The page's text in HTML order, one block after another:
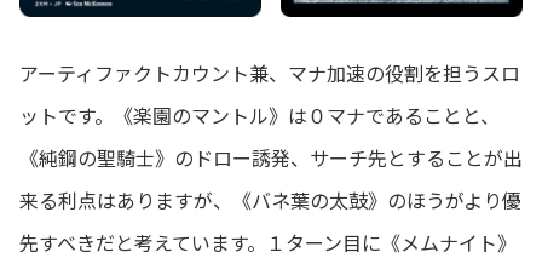
アーティファクトカウント兼、マナ加速の役割を担うスロ
ットです。《楽園のマントル》は０マナであることと、
《純鋼の聖騎士》のドロー誘発、サーチ先とすることが出
来る利点はありますが、《バネ葉の太鼓》のほうがより優
先すべきだと考えています。１ターン目に《メムナイト》